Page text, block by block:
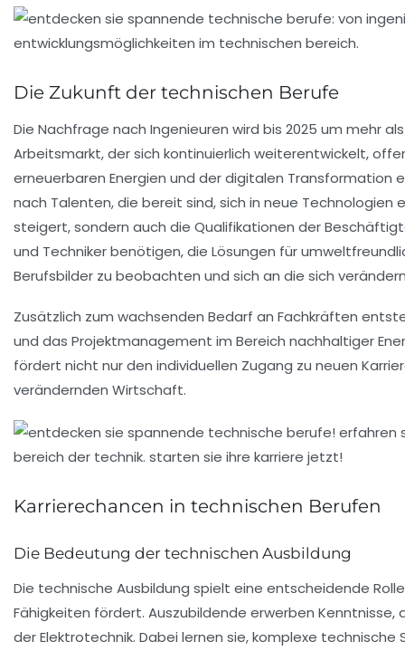
Die Zukunft der technischen Berufe
Die Nachfrage nach Ingenieuren wird bis 2025 um mehr
Arbeitsmarkt, der sich kontinuierlich weiterentwickelt,
erneuerbaren Energien und derdigitalen Transformation
nach Talenten, die bereit sind, sich in neue Technologien
steigert, sondern auch die Qualifikationen der
und Techniker benötigen, die Lösungen für
Berufsbilder zu beobachten und sich an die sich
Zusätzlich zum wachsenden Bedarf an Fachkräften
und das Projektmanagement im Bereich nachhaltiger
fördert nicht nur den individuellen Zugang zu neuen
verändernden Wirtschaft.
Karrierechancen in technischen Berufen
Die Bedeutung der technischen Ausbildung
Die technische Ausbildung spielt eine entscheidende
Fähigkeiten fördert. Auszubildende erwerben
der Elektrotechnik. Dabei lernen sie, komplexe